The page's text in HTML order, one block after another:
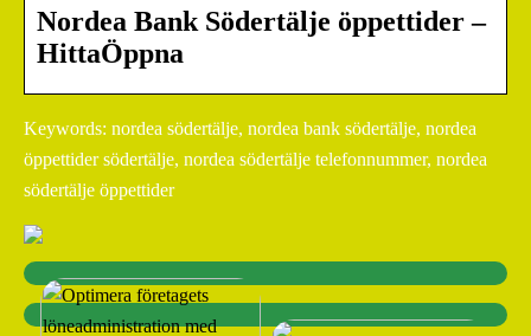
Nordea Bank Södertälje öppettider –
HittaÖppna
Keywords: nordea södertälje, nordea bank södertälje, nordea
öppettider södertälje, nordea södertälje telefonnummer, nordea
södertälje öppettider